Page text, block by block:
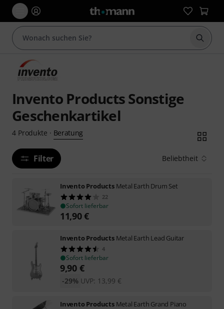
Suche
Invento Products Sonstige
Geschenkartikel
4 Produkte · Beratung
Filter Beliebtheit
Invento Products Metal Earth Drum Set
22
Sofort lieferbar
11,90€
Invento Products Metal Earth Lead Guitar
4
Sofort lieferbar
9,90 €
UVP: 13,99 €
-29%
Invento Products Metal Earth Grand Piano